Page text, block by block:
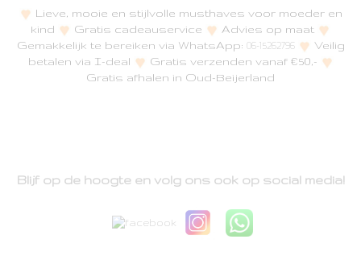
Lieve, mooie en stijlvolle musthaves voor moeder en
kind
Gratis cadeauservice
Advies op maat
Gemakkelijk te bereiken via WhatsApp: 06-15262796
Veilig
betalen via I-deal
Gratis verzenden vanaf €50,-
Gratis afhalen in Oud-Beijerland
Blijf op de hoogte en volg ons ook op social media!